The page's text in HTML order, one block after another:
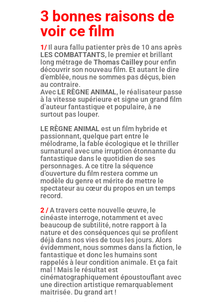
3 bonnes raisons de
voir ce film
1/ Il aura fallu patienter près de 10 ans après
LES COMBATTANTS, le premier et brillant
long métrage de Thomas Cailleypour enfin
découvrir son nouveau film. Et autant le dire
d’emblée, nous ne sommes pas déçus, bien
au contraire.
Avec LE RÈGNE ANIMAL, le réalisateur passe
à la vitesse supérieure et signe un grand film
d’auteur fantastique et populaire, à ne
surtout pas louper.
LE RÈGNE ANIMALest un film hybride et
passionnant, quelque part entre le
mélodrame, la fable écologique et le thriller
surnaturel avec une irruption étonnante du
fantastique dans le quotidien de ses
personnages. A ce titre la séquence
d’ouverture du film restera comme un
modèle du genre et mérite de mettre le
spectateur au cœur du propos en un temps
record.
2 / A travers cette nouvelle œuvre, le
cinéaste interroge, notamment et avec
beaucoup de subtilité, notre rapport à la
nature et des conséquences qui se profilent
déjà dans nos vies de tous les jours. Alors
évidemment, nous sommes dans la fiction, le
fantastique et donc les humains sont
rappelés à leur condition animale. Et ça fait
mal ! Mais le résultat est
cinématographiquement époustouflant avec
une direction artistique remarquablement
maitrisée. Du grand art !